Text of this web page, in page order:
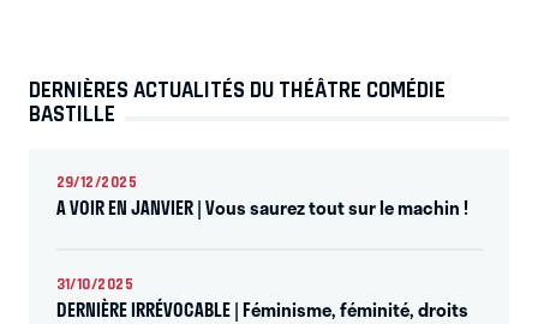
DERNIÈRES ACTUALITÉS DU THÉÂTRE COMÉDIE
BASTILLE
29/12/2025
A VOIR EN JANVIER | Vous saurez tout sur le machin !
31/10/2025
DERNIÈRE IRRÉVOCABLE | Féminisme, féminité, droits